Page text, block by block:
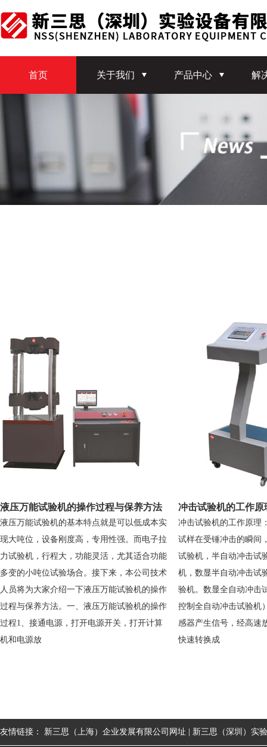
首页 关于我们 产品中心 解
液压万能试验机的操作过程与保养方法
液压万能试验机的基本特点就是可以低成本实
现大吨位，设备刚度高，专用性强。而电子拉
力试验机，行程大，功能灵活，尤其适合功能
多变的小吨位试验场合。接下来，本公司技术
人员将为大家介绍一下液压万能试验机的操作
过程与保养方法。一、液压万能试验机的操作
过程1、接通电源，打开电源开关，打开计算
机和电源放
冲击试验机的工作原
冲击试验机的工作原理
试样在受锤冲击的瞬间
试验机，半自动冲击试
机，数显半自动冲击试
验机。数显全自动冲击
控制全自动冲击试验机
感器产生信号，经高速
快速转换成
友情链接： 新三思（上海）企业发展有限公司网址 | 新三思（深圳）实